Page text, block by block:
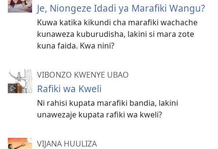
Je, Niongeze Idadi ya Marafiki Wangu?
Kuwa katika kikundi cha marafiki wachache
kunaweza kuburudisha, lakini si mara zote
kuna faida. Kwa nini?
VIBONZO KWENYE UBAO
Rafiki wa Kweli
Ni rahisi kupata marafiki bandia, lakini
unawezaje kupata rafiki wa kweli?
VIJANA HUULIZA